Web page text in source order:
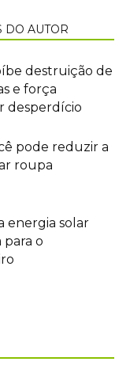
DO AUTOR
destruição de
e força
desperdício
pode reduzir a
roupa
energia solar
para o